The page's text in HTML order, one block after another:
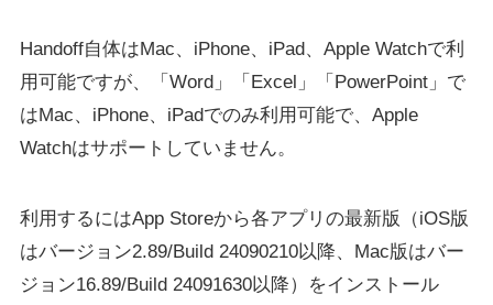
Handoff自体はMac、iPhone、iPad、Apple Watchで利
用可能ですが、「Word」「Excel」「PowerPoint」で
はMac、iPhone、iPadでのみ利用可能で、Apple
Watchはサポートしていません。
利用するにはApp Storeから各アプリの最新版（iOS版
はバージョン2.89/Build 24090210以降、Mac版はバー
ジョン16.89/Build 24091630以降）をインストール